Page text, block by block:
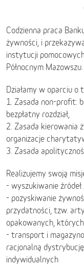
Codzienna praca
żywności, i
instytucji
Północnym Mazowszu.
Działamy w oparciu
1. Zasada non-profit:
bezpłatny rozdział,
2. Zasada kierowania
organizacje
3. Zasada
Realizujemy swoją
- wyszukiwanie
- pozyskiwanie
przydatności, tzw.
opakowanych,
- transport i
racjonalną
indywidualnych